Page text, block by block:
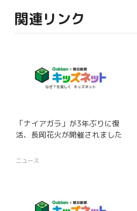
関連リンク
「ナイアガラ」が3年ぶりに復
活、長岡花火が開催されました
ニュース